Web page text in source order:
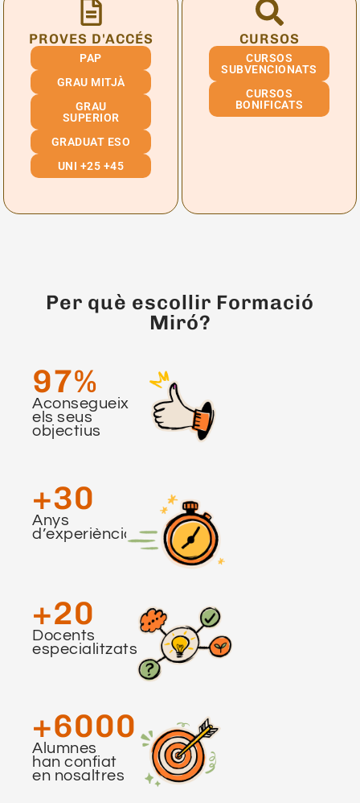
PROVES D'ACCÉS
PAP
GRAU MITJÀ
GRAU
SUPERIOR
GRADUAT ESO
UNI +25 +45
CURSOS
CURSOS
SUBVENCIONATS
CURSOS
BONIFICATS
Per què escollir Formació
Miró?
97%
Aconsegueix
els seus
objectius
+30
Anys
d’experiència
+20
Docents
especialitzats
+6000
Alumnes
han confiat
en nosaltres